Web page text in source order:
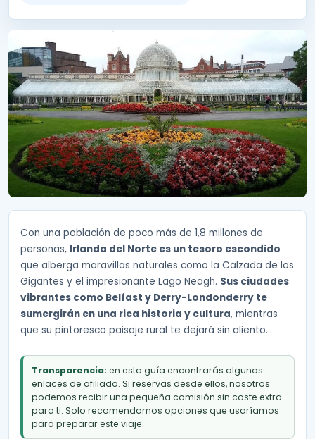
Con una población de poco más de 1,8 millones de
personas, Irlanda del Norte es un tesoro escondido
que alberga maravillas naturales como la Calzada de los
Gigantes y el impresionante Lago Neagh. Sus ciudades
vibrantes como Belfast y Derry-Londonderry te
sumergirán en una rica historia y cultura, mientras
que su pintoresco paisaje rural te dejará sin aliento.
Transparencia: en esta guía encontrarás algunos
enlaces de afiliado. Si reservas desde ellos, nosotros
podemos recibir una pequeña comisión sin coste extra
para ti. Solo recomendamos opciones que usaríamos
para preparar este viaje.